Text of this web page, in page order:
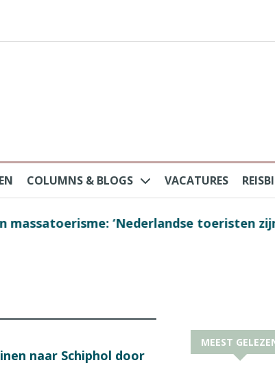
COLUMNS & BLOGS VACATURES
‘Nederlandse toeristen zijn
naar Schiphol door
MEEST